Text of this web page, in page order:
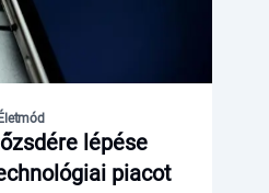
lépése
piacot